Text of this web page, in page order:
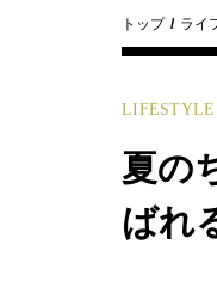
トップ ライ
LIFESTYLE
夏の
ばれ